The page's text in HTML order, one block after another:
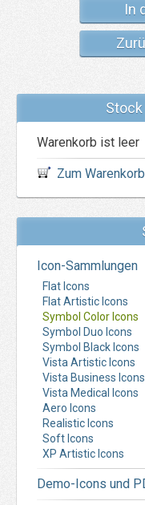
In
Warenkorb ist leer
Zum
Icon-Sammlungen
Flat Icons
Flat Artistic Icons
Symbol Color Icons
Symbol Duo Icons
Symbol Black Icons
Vista Artistic Icons
Vista Business Icons
Vista Medical Icons
Aero Icons
Realistic Icons
Soft Icons
XP Artistic Icons
Demo-Icons und